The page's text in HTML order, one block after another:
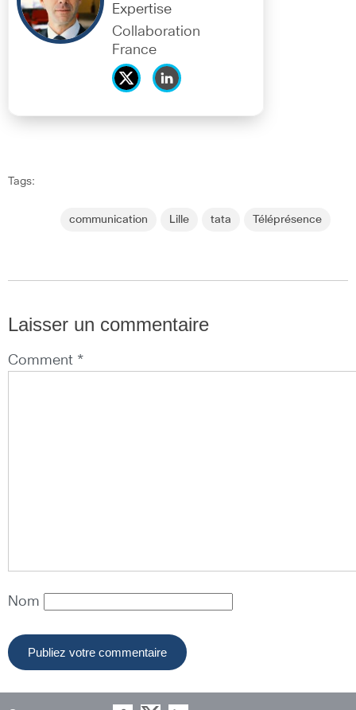
Expertise
Collaboration
France
Tags:
communication Lille tata Téléprésence
Laisser un commentaire
Comment *
Nom